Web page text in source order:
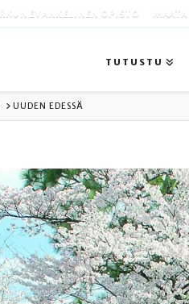
EVANKELINEN OPISTO
TUTUSTU
UUDEN EDESSÄ